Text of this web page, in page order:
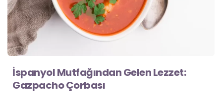
İspanyol Mutfağından Gelen Lezzet:
Gazpacho Çorbası